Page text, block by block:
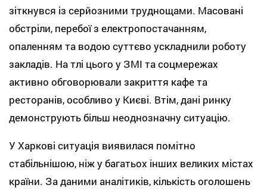
зіткнувся із серйозними труднощами. Масовані
обстріли, перебої з електропостачанням,
опаленням та водою суттєво ускладнили роботу
закладів. На тлі цього у ЗМІ та соцмережах
активно обговорювали закриття кафе та
ресторанів, особливо у Києві. Втім, дані ринку
демонструють більш неоднозначну ситуацію.
У Харкові ситуація виявилася помітно
стабільнішою, ніж у багатьох інших великих містах
країни. За даними аналітиків, кількість оголошень